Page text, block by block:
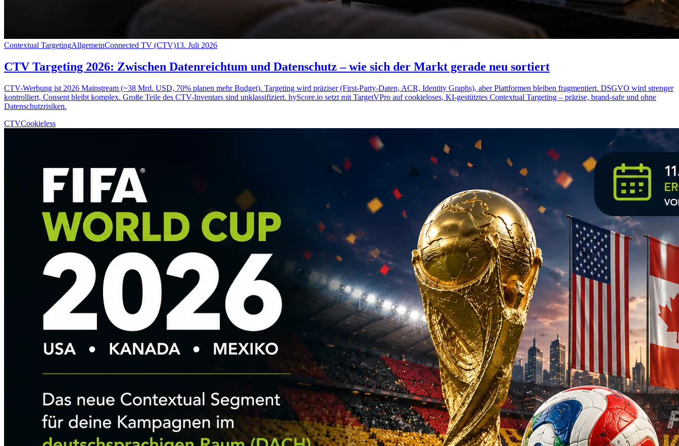
Contextual TargetingAllgemeinConnected TV (CTV)13. Juli 2026
CTV Targeting 2026: Zwischen Datenreichtum und Datenschutz – wie sich der Markt gerade neu sortiert
CTV-Werbung ist 2026 Mainstream (~38 Mrd. USD, 70% planen mehr Budget). Targeting wird präziser (First-Party-Daten, ACR, Identity Graphs), aber Plattformen bleiben fragmentiert. DSGVO wird strenger
kontrolliert, Consent bleibt komplex. Große Teile des CTV-Inventars sind unklassifiziert. hyScore.io setzt mit TargetVPro auf cookieloses, KI-gestütztes Contextual Targeting – präzise, brand-safe und ohne
Datenschutzrisiken.
CTVCookieless